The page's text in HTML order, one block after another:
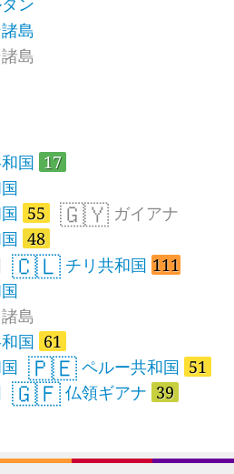
島
島
国 17
55 🇬🇾 ガイアナ
48
🇨🇱 チリ共和国 111
島
国 61
🇵🇪 ペルー共和国 51
🇬🇫 仏領ギアナ 39